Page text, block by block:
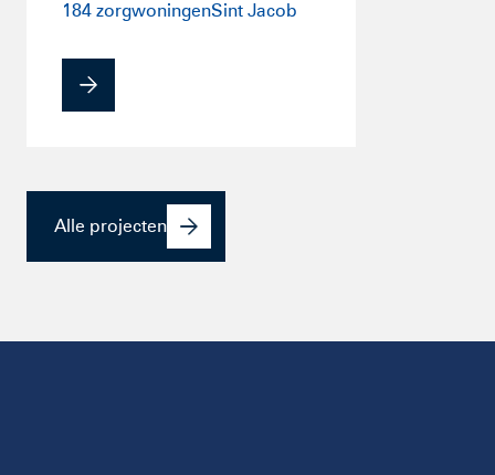
Alle projecten
184 zorgwoningenSint Jacob